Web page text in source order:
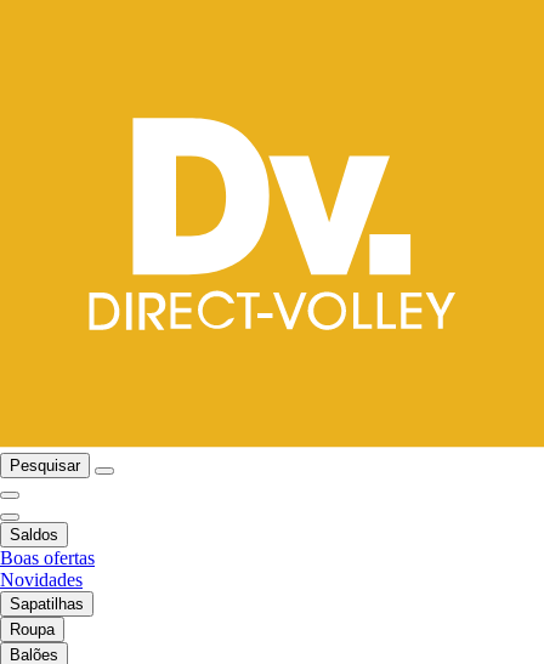
Pesquisar
Saldos
Boas ofertas
Novidades
Sapatilhas
Roupa
Balões